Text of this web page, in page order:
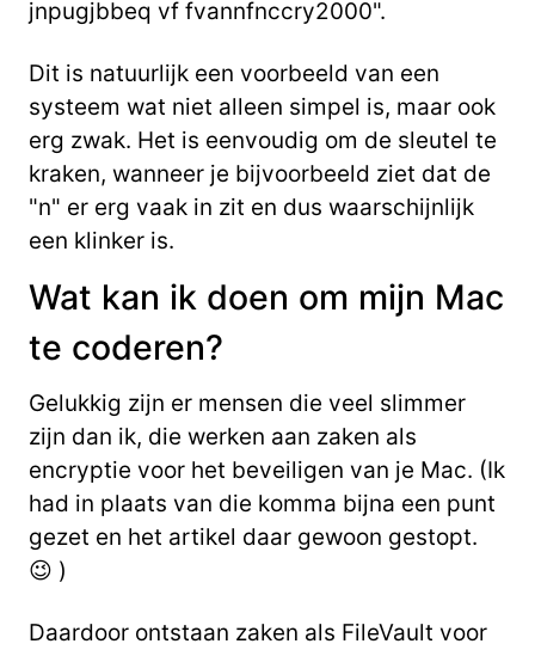
jnpugjbbeq vf fvannfnccry2000".
Dit is natuurlijk een voorbeeld van een
systeem wat niet alleen simpel is, maar ook
erg zwak. Het is eenvoudig om de sleutel te
kraken, wanneer je bijvoorbeeld ziet dat de
"n" er erg vaak in zit en dus waarschijnlijk
een klinker is.
Wat kan ik doen om mijn Mac
te coderen?
Gelukkig zijn er mensen die veel slimmer
zijn dan ik, die werken aan zaken als
encryptie voor het beveiligen van je Mac. (Ik
had in plaats van die komma bijna een punt
gezet en het artikel daar gewoon gestopt.
😉 )
Daardoor ontstaan zaken als FileVault voor